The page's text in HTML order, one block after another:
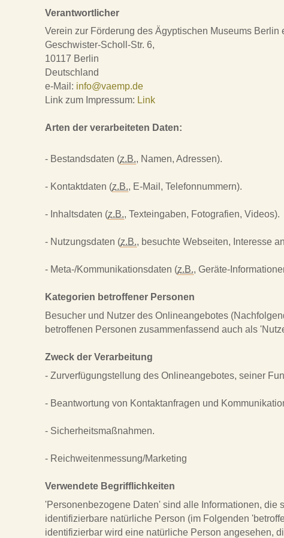
Verantwortlicher
Verein zur Förderung des Ägyptischen Museums Berlin
Geschwister-Scholl-Str. 6,
10117 Berlin
Deutschland
e-Mail: info@vaemp.de
Link zum Impressum: Link
Arten der verarbeiteten Daten:
- Bestandsdaten (z.B., Namen, Adressen).
- Kontaktdaten (z.B., E-Mail, Telefonnummern).
- Inhaltsdaten (z.B., Texteingaben, Fotografien, Videos).
- Nutzungsdaten (z.B., besuchte Webseiten, Interesse
- Meta-/Kommunikationsdaten (z.B., Geräte-
Kategorien betroffener Personen
Besucher und Nutzer des Onlineangebotes
betroffenen Personen zusammenfassend auch als
Zweck der Verarbeitung
- Zurverfügungstellung des Onlineangebotes, seiner
- Beantwortung von Kontaktanfragen und
- Sicherheitsmaßnahmen.
- Reichweitenmessung/Marketing
Verwendete Begrifflichkeiten
'Personenbezogene Daten' sind alle Informationen, die
identifizierbare natürliche Person (im Folgenden
identifizierbar wird eine natürliche Person angesehen,